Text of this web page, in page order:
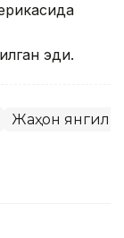
эди.
Жаҳон